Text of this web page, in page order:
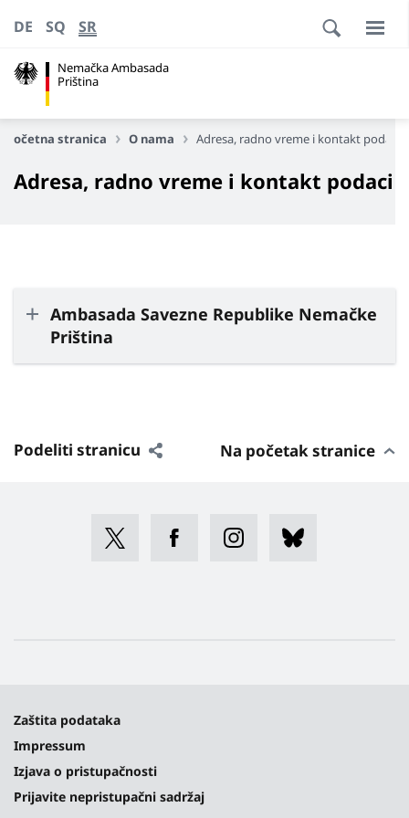
Nemačka Ambasada
Priština
DE SQ SR
Početna stranica O nama Adresa, radno vreme i kontakt podaci
Adresa, radno vreme i kontakt podaci
Ambasada Savezne Republike Nemačke
Priština
Podeliti stranicu Na početak stranice
Zaštita podataka
Impressum
Izjava o pristupačnosti
Prijavite nepristupačni sadržaj